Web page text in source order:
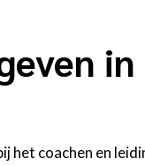
het coachen en